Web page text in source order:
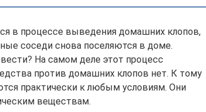
в процессе выведения домашних клопов,
соседи снова поселяются в доме.
На самом деле этот процесс
против домашних клопов нет. К тому
практически к любым условиям. Они
веществам.